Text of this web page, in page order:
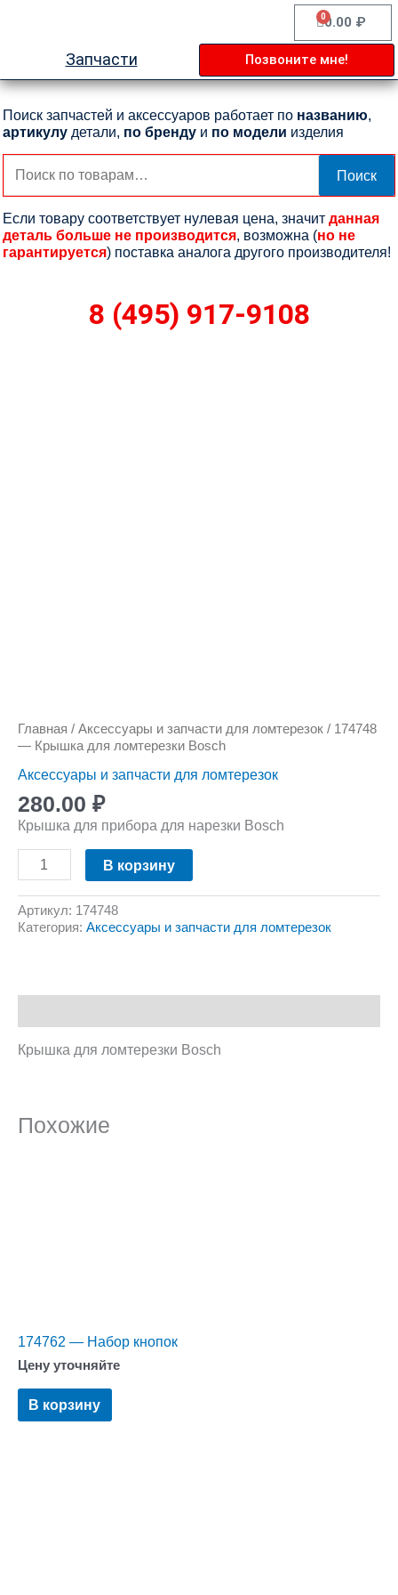
0.00 ₽
0
Cart
Запчасти Позвоните мне!
Поиск запчастей и аксессуаров работает по названию,
артикулу детали, по бренду и по модели изделия
Искать:
Поиск
Если товару соответствует нулевая цена, значит данная
деталь больше не производится, возможна (но не
гарантируется) поставка аналога другого производителя!
8 (495) 917-9108
Главная / Аксессуары и запчасти для ломтерезок / 174748
— Крышка для ломтерезки Bosch
Аксессуары и запчасти для ломтерезок
280.00 ₽
Крышка для прибора для нарезки Bosch
В корзину
Артикул: 174748
Категория: Аксессуары и запчасти для ломтерезок
Крышка для ломтерезки Bosch
Похожие
174762 — Набор кнопок
Цену уточняйте
В корзину